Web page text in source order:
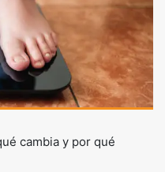
cambia y por qué